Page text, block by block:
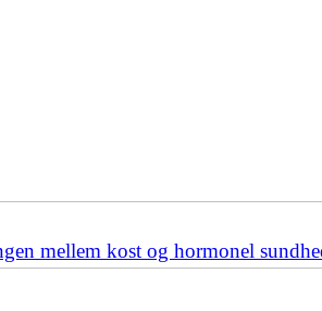
mellem kost og hormonel